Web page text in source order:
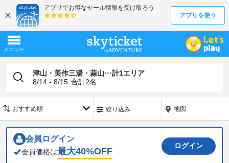
津山・美作三湯・蒜山···計1エリア
8/14 - 8/15 合計2名
絞り込み 地図
会員ログイン
会員価格は最大40%OFF
ログイン